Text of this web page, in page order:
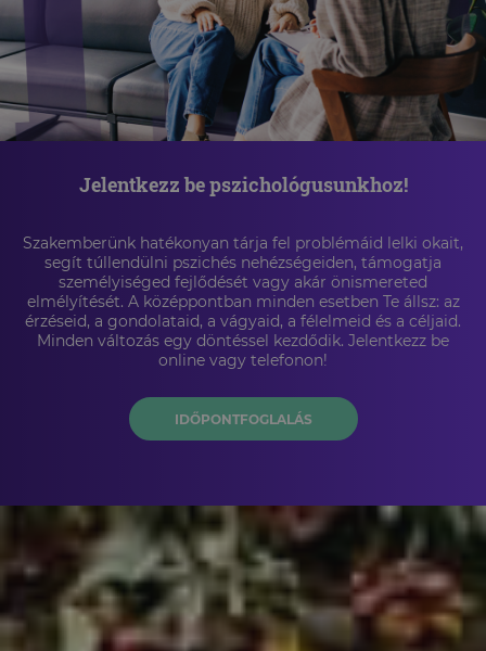
Jelentkezz be pszichológusunkhoz!
Szakemberünk hatékonyan tárja fel problémáid lelki okait,
segít túllendülni pszichés nehézségeiden, támogatja
személyiséged fejlődését vagy akár önismereted
elmélyítését. A középpontban minden esetben Te állsz: az
érzéseid, a gondolataid, a vágyaid, a félelmeid és a céljaid.
Minden változás egy döntéssel kezdődik. Jelentkezz be
online vagy telefonon!
IDŐPONTFOGLALÁS